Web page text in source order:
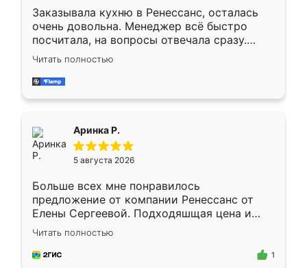
Заказывала кухню в Ренессанс, осталась
очень довольна. Менеджер всё быстро
посчитала, на вопросы отвечала сразу.
Замерщик приехал в субботу, подошёл к
делу со всей ответственностью. Собрали
за день, ребята работали аккуратно, даже
Читать полностью
Аринка Р.
5 августа 2026
Больше всех мне понравилось
предложение от компании Ренессанс от
Елены Сергеевой. Подходяшщая цена и
короткие сроки изготовления. Приехавший
для замера сотрудник Владислав
предложил по моему эскизу самый
Читать полностью
1